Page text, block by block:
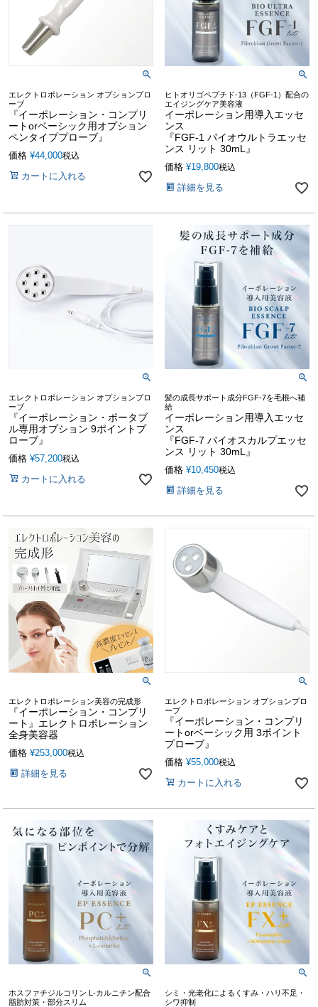
エレクトロポレーション オプションプロ
ーブ
『イーポレーション・コンプリ
ートorベーシック用オプション
ペンタイププローブ』
価格 ¥44,000税込
カートに入れる
ヒトオリゴペプチド-13（FGF-1）配合の
エイジングケア美容液
イーポレーション用導入エッセ
ンス
『FGF-1 バイオウルトラエッセ
ンス リット 30mL』
価格 ¥19,800税込
詳細を見る
エレクトロポレーション オプションプロ
ーブ
『イーポレーション・ポータブ
ル専用オプション 9ポイントプ
ローブ』
価格 ¥57,200税込
カートに入れる
髪の成長サポート成分FGF-7を毛根へ補
給
イーポレーション用導入エッセ
ンス
『FGF-7 バイオスカルプエッセ
ンス リット 30mL』
価格 ¥10,450税込
詳細を見る
エレクトロポレーション美容の完成形
『イーポレーション・コンプリ
ート』エレクトロポレーション
全身美容器
価格 ¥253,000税込
詳細を見る
エレクトロポレーション オプションプロ
ーブ
『イーポレーション・コンプリ
ートorベーシック用 3ポイント
プローブ』
価格 ¥55,000税込
カートに入れる
ホスファチジルコリン L-カルニチン配合
脂肪対策・部分スリム
シミ・光老化によるくすみ・ハリ不足・
シワ抑制